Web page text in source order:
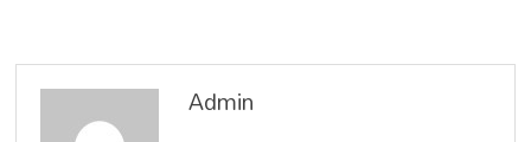
Admin